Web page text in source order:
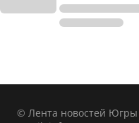
© Лента новостей Югры